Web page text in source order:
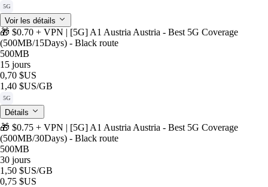
5G
Voir les détails
🎁 $0.70 + VPN | [5G] A1 Austria Austria - Best 5G Coverage
(500MB/15Days) - Black route
500MB
15 jours
0,70 $US
1,40 $US/GB
5G
Détails
🎁 $0.75 + VPN | [5G] A1 Austria Austria - Best 5G Coverage
(500MB/30Days) - Black route
500MB
30 jours
1,50 $US/GB
0,75 $US